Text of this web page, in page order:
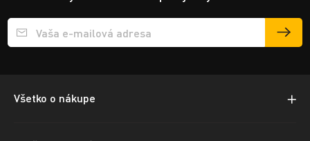
Přihlášení e-mailu k odběru
Všetko o nákupe